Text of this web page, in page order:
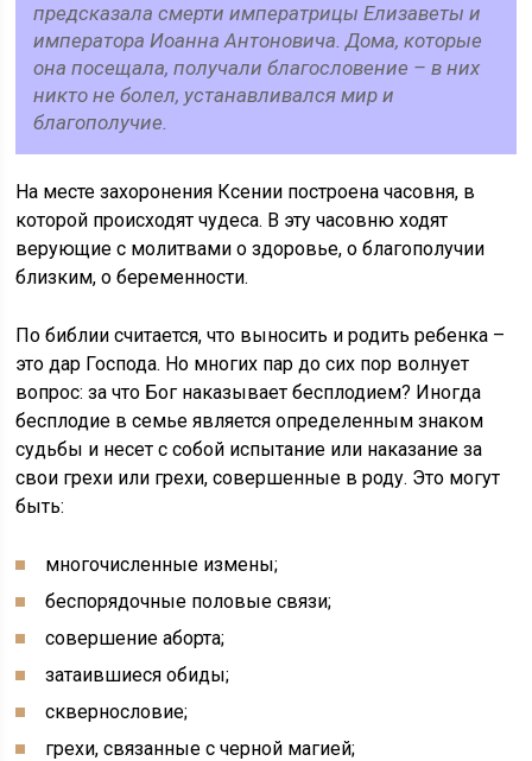
предсказала смерти императрицы Елизаветы и
императора Иоанна Антоновича. Дома, которые
она посещала, получали благословение – в них
никто не болел, устанавливался мир и
благополучие.
На месте захоронения Ксении построена часовня, в
которой происходят чудеса. В эту часовню ходят
верующие с молитвами о здоровье, о благополучии
близким, о беременности.
По библии считается, что выносить и родить ребенка –
это дар Господа. Но многих пар до сих пор волнует
вопрос: за что Бог наказывает бесплодием? Иногда
бесплодие в семье является определенным знаком
судьбы и несет с собой испытание или наказание за
свои грехи или грехи, совершенные в роду. Это могут
быть:
многочисленные измены;
беспорядочные половые связи;
совершение аборта;
затаившиеся обиды;
сквернословие;
грехи, связанные с черной магией;